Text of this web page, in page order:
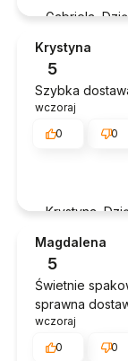
Gabriela,
takich
Krystyna,
takich
Krystyna
5
Szybka
wczoraj
0
0
Magdalena
5
Świetnie
sprawna
wczoraj
0
0